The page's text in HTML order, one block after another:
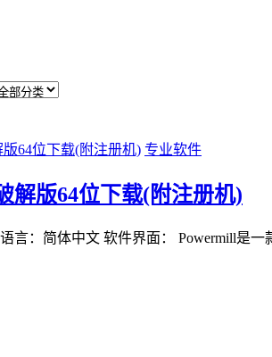
专业软件
解版64位下载(附注册机)
言：简体中文 软件界面： Powermill